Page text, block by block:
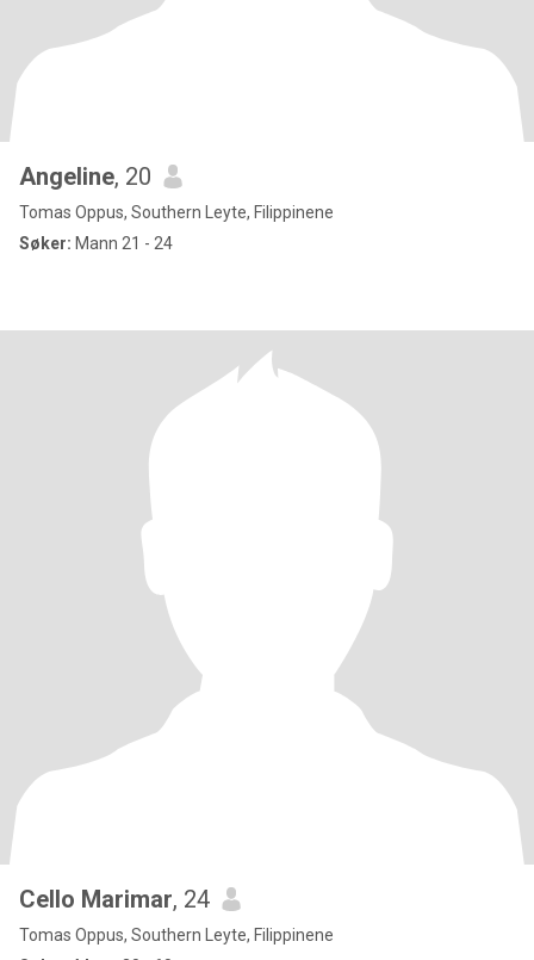
Angeline, 20
Tomas Oppus, Southern Leyte, Filippinene
Søker: Mann 21 - 24
Cello Marimar, 24
Tomas Oppus, Southern Leyte, Filippinene